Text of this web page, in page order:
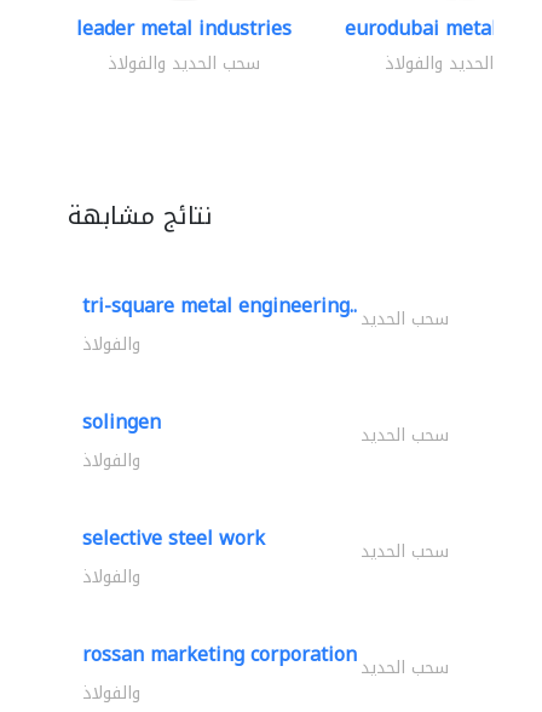
leader metal industries
سحب الحديد والفولاذ
eurodubai metal
سحب الحديد والفولاذ
نتائج مشابهة
tri-square metal engineering..سحب الحديد
والفولاذ
solingen سحب الحديد
والفولاذ
selective steel work سحب الحديد
والفولاذ
rossan marketing corporationسحب الحديد
والفولاذ